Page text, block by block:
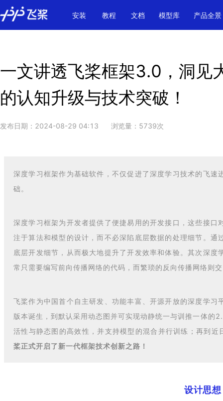
\u200E
安装
教程 文档 模型库 产品全景
一文讲透飞桨框架3.0，洞见
的认知升级与技术突破！
发布日期： 2024-08-29 04:13 浏览量： 5739次
深度学习框架作为基础软件，不仅促进了深度学习技术的飞
础。
深度学习框架为开发者提供了便捷易用的开发接口，这些接
注于算法和模型的设计，而不必深陷底层数据的处理细节。
底层开发细节，从而极大地提升了开发效率和体验。其次深
常只需要编写前向传播网络的代码，而繁琐的反向传播网络则
飞桨作为中国首个自主研发、功能丰富、开源开放的深度学
版本诞生，到默认采用动态图并可实现动静统一与训推一体的
活性与静态图的高效性，并支持模型的混合并行训练；再到近
桨正式开启了新一代框架技术创新之路！
设计思想